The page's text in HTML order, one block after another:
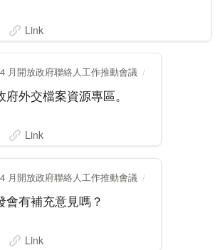
Link
月開放政府聯絡人工作推動會議
外交檔案資源專區。
Link
月開放政府聯絡人工作推動會議
會有補充意見嗎？
Link